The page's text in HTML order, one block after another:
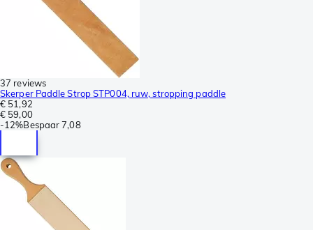
37 reviews
Skerper Paddle Strop STP004, ruw, stropping paddle
€ 51,92
€ 59,00
-12%Bespaar 7,08